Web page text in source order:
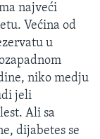
najveći
Većina od
u
niko medju
jeli
Ali sa
dijabetes se